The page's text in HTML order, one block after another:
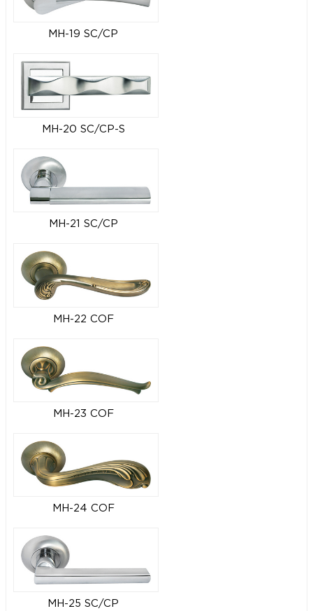
MH-19 SC/CP
MH-20 SC/CP-S
MH-21 SC/CP
MH-22 COF
MH-23 COF
MH-24 COF
MH-25 SC/CP